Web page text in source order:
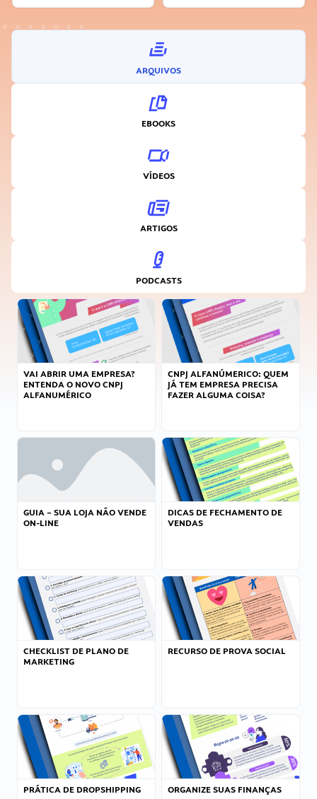
ARQUIVOS
EBOOKS
VÍDEOS
ARTIGOS
PODCASTS
VAI ABRIR UMA EMPRESA?
ENTENDA O NOVO CNPJ
ALFANUMÉRICO
CNPJ ALFANÚMERICO: QUEM
JÁ TEM EMPRESA PRECISA
FAZER ALGUMA COISA?
GUIA – SUA LOJA NÃO VENDE
ON-LINE
DICAS DE FECHAMENTO DE
VENDAS
CHECKLIST DE PLANO DE
MARKETING
RECURSO DE PROVA SOCIAL
PRÁTICA DE DROPSHIPPING ORGANIZE SUAS FINANÇAS